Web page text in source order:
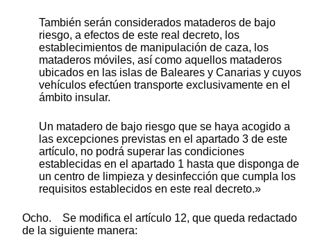
También serán considerados mataderos de bajo
riesgo, a efectos de este real decreto, los
establecimientos de manipulación de caza, los
mataderos móviles, así como aquellos mataderos
ubicados en las islas de Baleares y Canarias y cuyos
vehículos efectúen transporte exclusivamente en el
ámbito insular.
Un matadero de bajo riesgo que se haya acogido a
las excepciones previstas en el apartado 3 de este
artículo, no podrá superar las condiciones
establecidas en el apartado 1 hasta que disponga de
un centro de limpieza y desinfección que cumpla los
requisitos establecidos en este real decreto.»
Ocho. Se modifica el artículo 12, que queda redactado
de la siguiente manera: